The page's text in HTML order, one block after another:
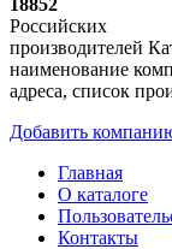
18852
Российских
производителей
наименование
адреса, список
Добавить
Главная
О каталоге
Контакты